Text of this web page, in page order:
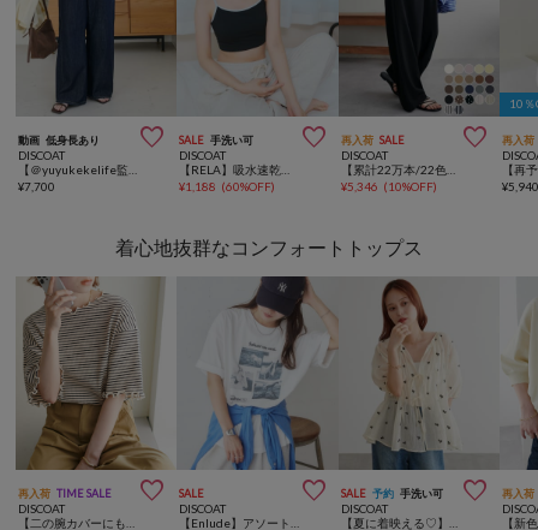
動画 低身長あり 
DISCOAT
¥7,700
SALE 手洗い可 
DISCOAT
¥1,188 (60%OFF)
再入荷 SALE 
DISCOAT
¥5,346 (10%OFF)
10％
再入荷
¥
着心地抜群なコンフォートトップス
再入荷 TIME SALE 
DISCOAT
【二の腕カバーにも◎／22色展開】リブメローフレア5分袖≪WEB限定≫
SALE 
DISCOAT
【Enlude】アソートアニマルボックスフォトTシャツ
SALE 予約 手洗い可 
DISCOAT
【夏に着映える♡】花柄刺繍ブラウス
再入荷